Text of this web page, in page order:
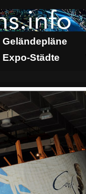
Geländepläne
Expo-Städte